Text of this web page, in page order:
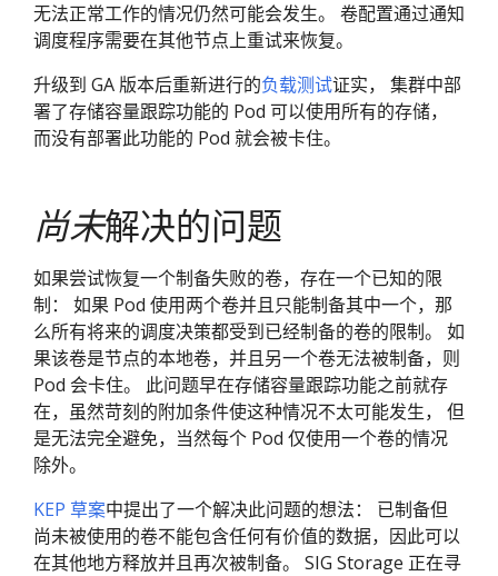
无法正常工作的情况仍然可能会发生。 卷配置通过通知
调度程序需要在其他节点上重试来恢复。
升级到 GA 版本后重新进行的负载测试证实， 集群中部
署了存储容量跟踪功能的 Pod 可以使用所有的存储，
而没有部署此功能的 Pod 就会被卡住。
尚未解决的问题
如果尝试恢复一个制备失败的卷，存在一个已知的限
制： 如果 Pod 使用两个卷并且只能制备其中一个，那
么所有将来的调度决策都受到已经制备的卷的限制。 如
果该卷是节点的本地卷，并且另一个卷无法被制备，则
Pod 会卡住。 此问题早在存储容量跟踪功能之前就存
在，虽然苛刻的附加条件使这种情况不太可能发生， 但
是无法完全避免，当然每个 Pod 仅使用一个卷的情况
除外。
KEP 草案中提出了一个解决此问题的想法： 已制备但
尚未被使用的卷不能包含任何有价值的数据，因此可以
在其他地方释放并且再次被制备。 SIG Storage 正在寻